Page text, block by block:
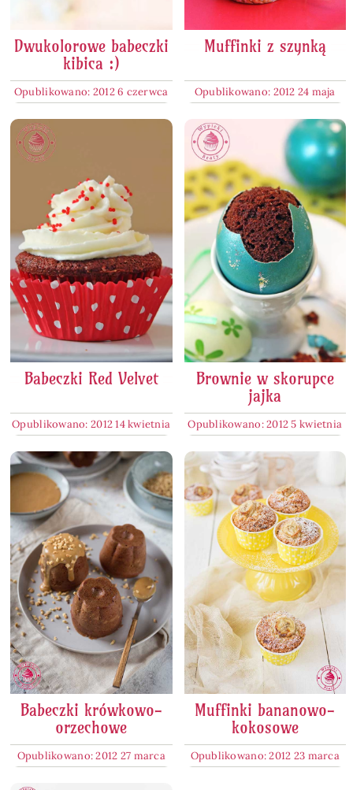
Dwukolorowe babeczki
kibica :)
Opublikowano: 2012 6 czerwca
Muffinki z szynką
Opublikowano: 2012 24 maja
Babeczki Red Velvet
Opublikowano: 2012 14 kwietnia
Brownie w skorupce
jajka
Opublikowano: 2012 5 kwietnia
Babeczki krówkowo-
orzechowe
Opublikowano: 2012 27 marca
Muffinki bananowo-
kokosowe
Opublikowano: 2012 23 marca